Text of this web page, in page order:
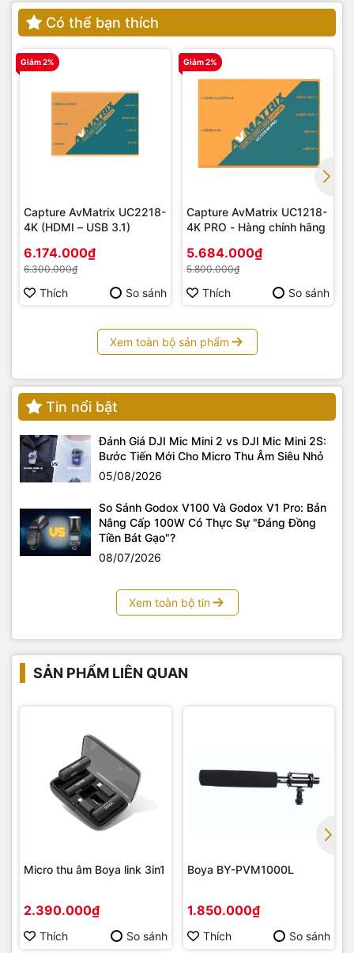
Có thể bạn thích
Giảm 2%
Capture AvMatrix UC2218-
4K (HDMI – USB 3.1)
6.174.000₫
6.300.000₫
Thích So sánh
Giảm 2%
Capture AvMatrix UC1218-
4K PRO - Hàng chính hãng
5.684.000₫
5.800.000₫
Thích So sánh
Xem toàn bộ sản phẩm
Tin nổi bật
Đánh Giá DJI Mic Mini 2 vs DJI Mic Mini 2S:
Bước Tiến Mới Cho Micro Thu Âm Siêu Nhỏ
05/08/2026
So Sánh Godox V100 Và Godox V1 Pro: Bản
Nâng Cấp 100W Có Thực Sự "Đáng Đồng
Tiền Bát Gạo"?
08/07/2026
Xem toàn bộ tin
SẢN PHẨM LIÊN QUAN
Micro thu âm Boya link 3in1
2.390.000₫
Thích So sánh
Boya BY-PVM1000L
1.850.000₫
Thích So sánh